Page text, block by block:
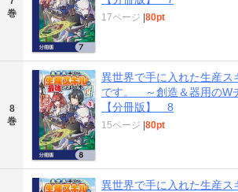
巻
17ページ |80pt
8
巻
異世界で手に入れた生産ス
です。 ～創造＆器用のW
【分冊版】 8
15ページ |80pt
異世界で手に入れた生産ス